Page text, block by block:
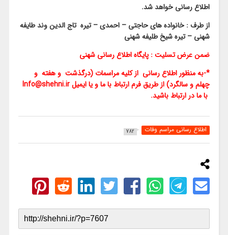
اطلاع رسانی خواهد شد.
از طرف : خانواده های حاجتی – احمدی – تیره تاج الدین وند طایفه
شهنی – تیره شیخ طلیفه شهنی
ضمن عرض تسلیت : پایگاه اطلاع رسانی شهنی
*-به منظور اطلاع رسانی از کلیه مراسمات (درگذشت و هفته و
چهلم و سالگرد) از طریق فرم ارتباط با ما و یا ایمیل Info@shehni.ir
با ما در ارتباط باشید.
اطلاع رسانی مراسم وفات 782